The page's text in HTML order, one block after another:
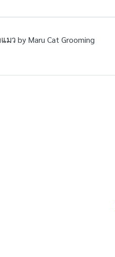
ว by Maru Cat Grooming